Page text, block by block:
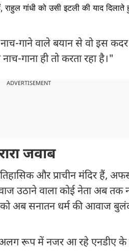
गांधी को उसी इटली की याद दिलाते
नाच-गाने वाले बयान से वो इस
गाना ही तो करता रहा है।"
ADVERTISEMENT
जवाब
और प्राचीन मंदिर हैं,
उठाने वाला कोई नेता अब तक
अब सनातन धर्म की आवाज
अलग रूप में नजर आ रहे एनडीए